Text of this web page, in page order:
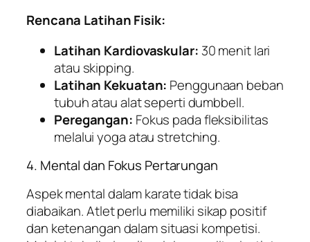
Rencana Latihan Fisik:
Latihan Kardiovaskular: 30 menit lari
atau skipping.
Latihan Kekuatan: Penggunaan beban
tubuh atau alat seperti dumbbell.
Peregangan: Fokus pada fleksibilitas
melalui yoga atau stretching.
4. Mental dan Fokus Pertarungan
Aspek mental dalam karate tidak bisa
diabaikan. Atlet perlu memiliki sikap positif
dan ketenangan dalam situasi kompetisi.